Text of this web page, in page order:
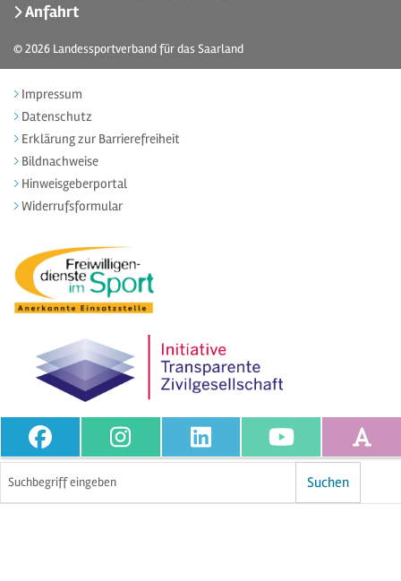
Anfahrt
© 2026 Landessportverband für das Saarland
Impressum
Datenschutz
Erklärung zur Barrierefreiheit
Bildnachweise
Hinweisgeberportal
Widerrufsformular
Suchen